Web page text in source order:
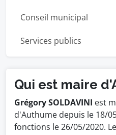
Conseil municipal
Services publics
Qui est maire
Grégory SOLDAVINI est
d'Authume depuis le 18/
fonctions le 26/05/2020.